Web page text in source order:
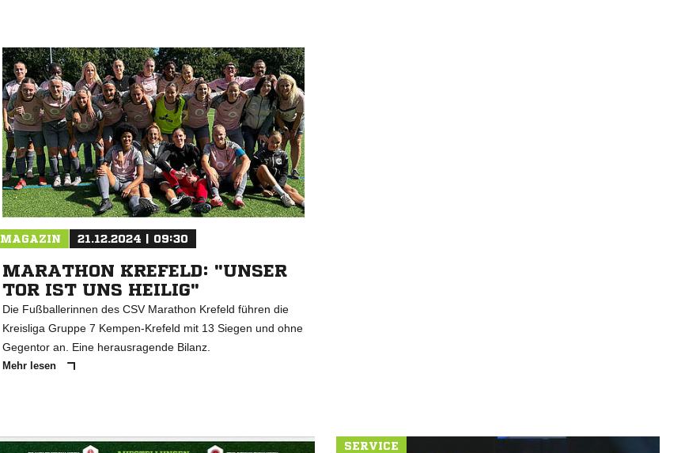
MAGAZIN 21.12.2024 | 09:30
MARATHON KREFELD: "UNSER
TOR IST UNS HEILIG"
Die Fußballerinnen des CSV Marathon Krefeld führen die
Kreisliga Gruppe 7 Kempen-Krefeld mit 13 Siegen und ohne
Gegentor an. Eine herausragende Bilanz.
Mehr lesen
SERVICE